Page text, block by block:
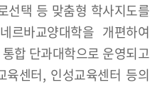
선택 등 맞춤형 학사지도를
르바교양대학을 개편하여
합 단과대학으로 운영되고
육센터, 인성교육센터 등의